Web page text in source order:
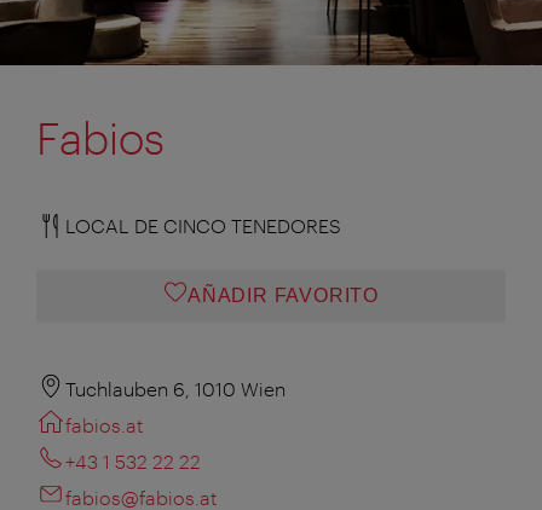
Fabios
LOCAL DE CINCO TENEDORES
AÑADIR FAVORITO
Tuchlauben 6, 1010 Wien
fabios.at
+43 1 532 22 22
fabios@fabios.at